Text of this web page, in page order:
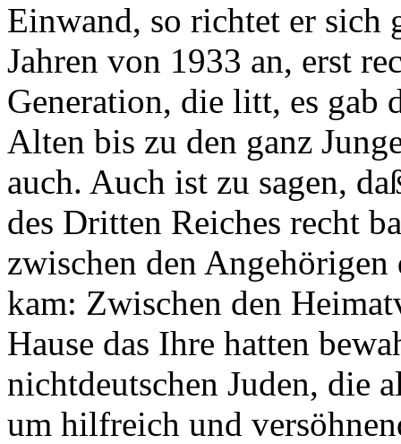
Einwand, so richtet er sich
Jahren von 1933 an, erst
Generation, die litt, es gab
Alten bis zu den ganz
auch. Auch ist zu sagen,
des Dritten Reiches recht
zwischen den
kam: Zwischen den
Hause das Ihre hatten
nichtdeutschen Juden, die
um hilfreich und